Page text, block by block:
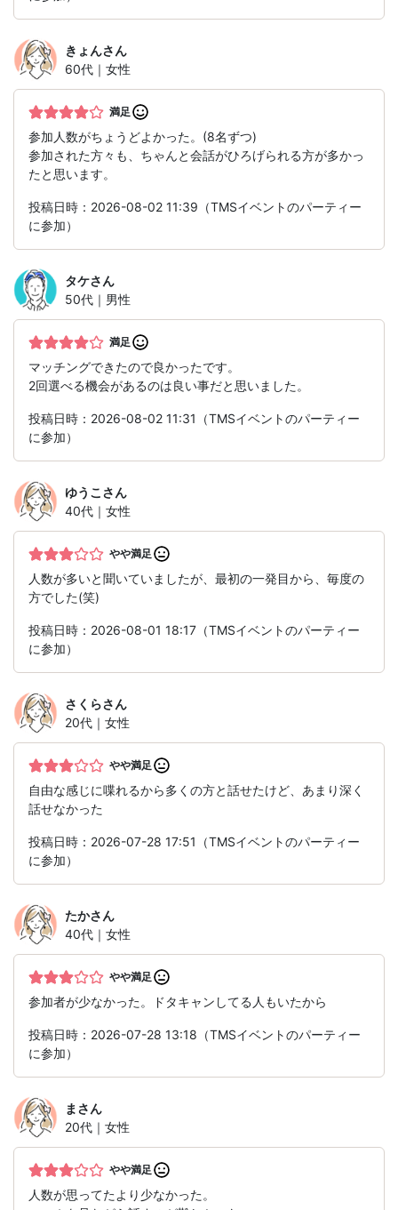
きょんさん
60代｜女性
満足
参加人数がちょうどよかった。(8名ずつ)
参加された方々も、ちゃんと会話がひろげられる方が多かっ
たと思います。
投稿日時：2026-08-02 11:39（TMSイベントのパーティー
に参加）
タケさん
50代｜男性
満足
マッチングできたので良かったです。
2回選べる機会があるのは良い事だと思いました。
投稿日時：2026-08-02 11:31（TMSイベントのパーティー
に参加）
ゆうこ さん
40代｜女性
やや満足
人数が多いと聞いていましたが、最初の一発目から、毎度の
方でした(笑)
投稿日時：2026-08-01 18:17（TMSイベントのパーティー
に参加）
さくらさん
20代｜女性
やや満足
自由な感じに喋れるから多くの方と話せたけど、あまり深く
話せなかった
投稿日時：2026-07-28 17:51（TMSイベントのパーティー
に参加）
たかさん
40代｜女性
やや満足
参加者が少なかった。ドタキャンしてる人もいたから
投稿日時：2026-07-28 13:18（TMSイベントのパーティー
に参加）
ま さん
20代｜女性
やや満足
人数が思ってたより少なかった。